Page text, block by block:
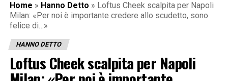
Home » Hanno Detto » Loftus Cheek scalpita per Napoli
Milan: «Per noi è importante credere allo scudetto, sono
felice di…»
HANNO DETTO
Loftus Cheek scalpita per Napoli